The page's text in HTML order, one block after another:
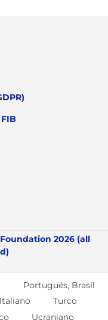
2026 (all
Portugués, Brasil
Italiano
Turco
Ucraniano